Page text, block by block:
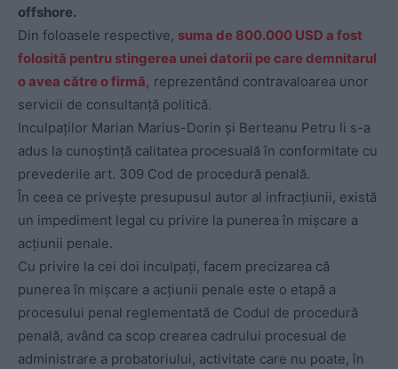
offshore.
Din foloasele respective, suma de 800.000 USD a fost
folosită pentru stingerea unei datorii pe care demnitarul
o avea către o firmă, reprezentând contravaloarea unor
servicii de consultanță politică.
Inculpaților Marian Marius-Dorin și Berteanu Petru li s-a
adus la cunoștință calitatea procesuală în conformitate cu
prevederile art. 309 Cod de procedură penală.
În ceea ce privește presupusul autor al infracțiunii, există
un impediment legal cu privire la punerea în mișcare a
acțiunii penale.
Cu privire la cei doi inculpați, facem precizarea că
punerea în mișcare a acțiunii penale este o etapă a
procesului penal reglementată de Codul de procedură
penală, având ca scop crearea cadrului procesual de
administrare a probatoriului, activitate care nu poate, în